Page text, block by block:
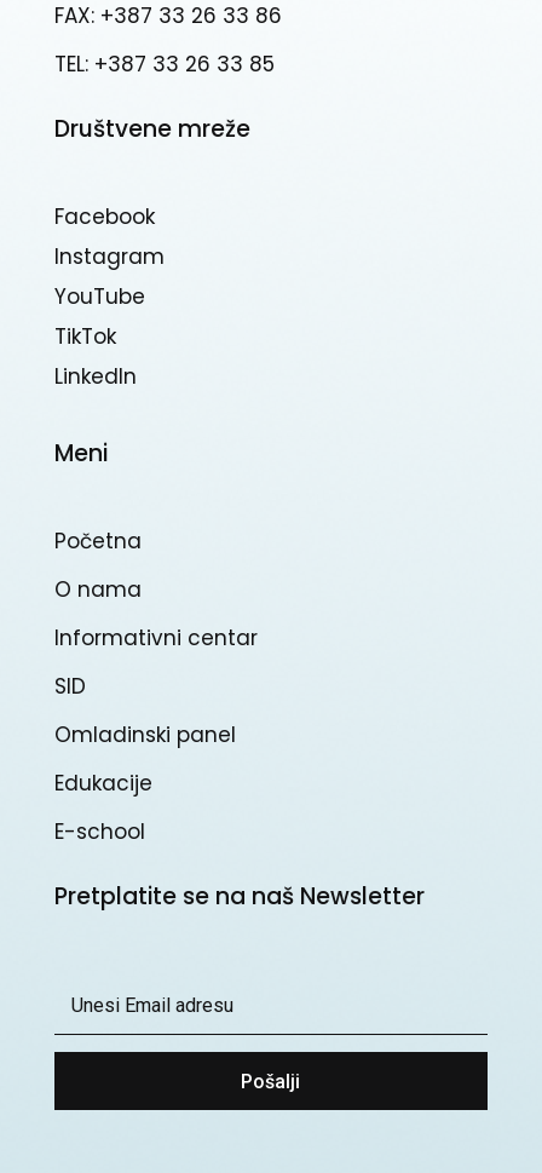
FAX: +387 33 26 33 86
TEL: +387 33 26 33 85
Društvene mreže
Facebook
Instagram
YouTube
TikTok
Linkedln
Meni
Početna
O nama
Informativni centar
SID
Omladinski panel
Edukacije
E-school
Pretplatite se na naš Newsletter
Pošalji